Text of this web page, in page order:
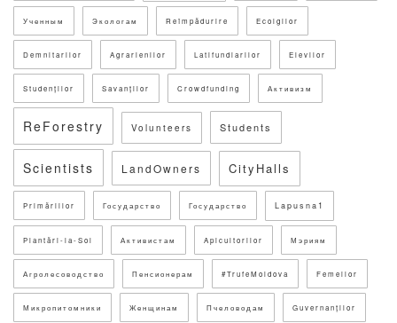
Ученным Экологам Reîmpădurire Ecolgilor
Demnitarilor Agrarienilor Latifundiarilor Elevilor
Studenților Savanților Crowdfunding Активизм
ReForestry Volunteers Students
Scientists LandOwners CityHalls
Primăriilor Государство Государство Lapusna1
Plantări-la-Sol Активистам Apicultorilor Мэриям
Агролесоводство Пенсионерам #TrufeMoldova Femeilor
Микропитомники Женщинам Пчеловодам Guvernanților